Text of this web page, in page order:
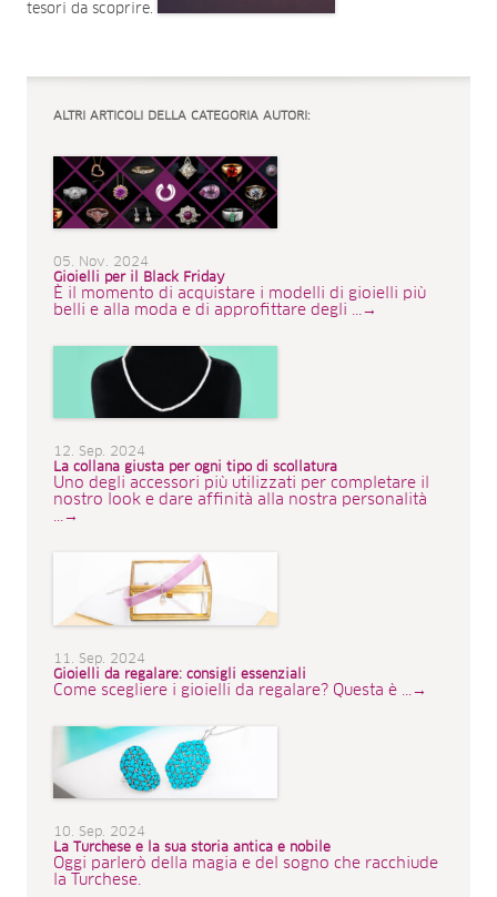
tesori da scoprire.
ALTRI ARTICOLI DELLA CATEGORIA AUTORI:
05. Nov. 2024
Gioielli per il Black Friday
È il momento di acquistare i modelli di gioielli più
belli e alla moda e di approfittare degli ...→
12. Sep. 2024
La collana giusta per ogni tipo di scollatura
Uno degli accessori più utilizzati per completare il
nostro look e dare affinità alla nostra personalità
...→
11. Sep. 2024
Gioielli da regalare: consigli essenziali
Come scegliere i gioielli da regalare? Questa è ...→
10. Sep. 2024
La Turchese e la sua storia antica e nobile
Oggi parlerò della magia e del sogno che racchiude
la Turchese.